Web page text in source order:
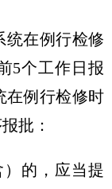
在例行检修
5个工作日报
在例行检修时
批：
）的，应当提